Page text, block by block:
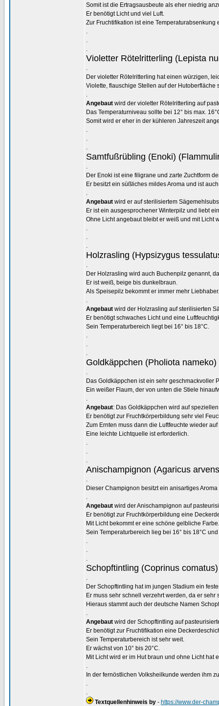
Somit ist die Ertragsausbeute als eher niedrig
Er benötigt Licht und viel Luft.
Zur Fruchtifikation ist eine Temperaturabsenkung
.
.
.
Violetter Rötelritterling (Lepista
.
Der violetter Rötelritterling hat einen würzigen,
Violette, flauschige Stellen auf der
.
Angebaut wird der violetter Rötelritterling auf
Das Temperaturniveau sollte bei 12° bis max.
Somit wird er eher in der kühleren Jahreszeit
.
.
.
Samtfußrübling (Enoki)
.
Der Enoki ist eine filigrane und zarte Zuchtform
Er besitzt ein süßliches mildes Aroma und ist
.
Angebaut wird er auf sterilisiertem
Er ist ein ausgesprochener Winterpilz und liebt
Ohne Licht angebaut bleibt er weiß und mit Licht
.
.
.
Holzrasling (Hypsizygus
.
Der Holzrasling wird auch Buchenpilz genannt,
Er ist weiß, beige bis dunkelbraun.
Als Speisepilz bekommt er immer mehr Liebhaber.
.
Angebaut wird der Holzrasling auf sterilisierten
Er benötigt schwaches Licht und eine
Sein Temperaturbereich liegt bei 16° bis 18°C.
.
.
.
Goldkäppchen (Pholiota nameko)
.
Das Goldkäppchen ist ein sehr geschmackvoller
Ein weißer Flaum, der von unten die Stiele
.
Angebaut: Das Goldkäppchen wird auf
Er benötigt zur Fruchtkörperbildung sehr viel
Zum Ernten muss dann die Luftfeuchte wieder
Eine leichte Lichtquelle ist erforderlich.
.
.
.
Anischampignon (Agaricus
.
Dieser Champignon besitzt ein anisartiges
.
Angebaut wird der Anischampignon auf
Er benötigt zur Fruchtkörperbildung eine
Mit Licht bekommt er eine schöne gelbliche Farbe.
Sein Temperaturbereich lieg bei 16° bis 18°C
.
.
.
Schopftintling (Coprinus comatus)
.
Der Schopftintling hat im jungen Stadium ein
Er muss sehr schnell verzehrt werden, da er
Hieraus stammt auch der deutsche Namen
.
Angebaut wird der Schopftintling auf
Er benötigt zur Fruchtifikation eine
Sein Temperaturbereich ist sehr weit.
Er wächst von 10° bis 20°C.
Mit Licht wird er im Hut braun und ohne Licht hat
.
In der fernöstlichen Volksheilkunde werden ihm
.
.
Textquellenhinweis by - https://www.der-